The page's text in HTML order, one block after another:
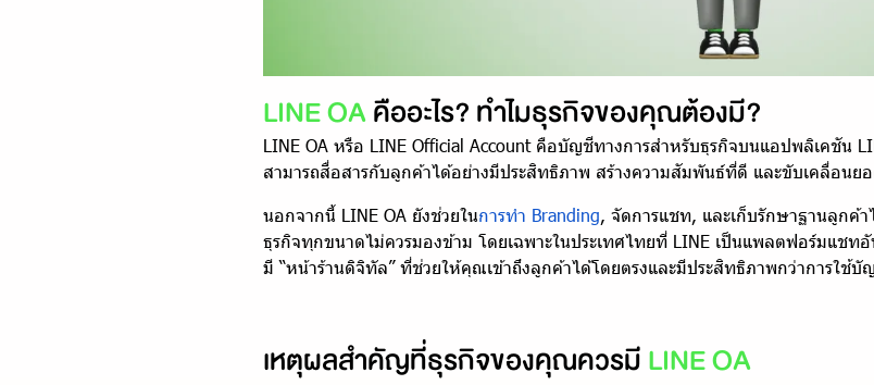
LINE OAคืออะไร? ทำไมธุรกิจของคุณต้องมี?
LINE OA หรือ LINE Official Account คือบัญชีทางการสำหรับธุรกิจบนแอปพลิเคชัน
สามารถสื่อสารกับลูกค้าได้อย่างมีประสิทธิภาพ สร้างความสัมพันธ์ที่ดี และขับเคลื่อนย
นอกจากนี้ LINE OA ยังช่วยในการทำ Branding , จัดการแชท, และเก็บรักษาฐานลูกค้
ธุรกิจทุกขนาดไม่ควรมองข้าม โดยเฉพาะในประเทศไทยที่ LINE เป็นแพลตฟอร์มแชท
มี “หน้าร้านดิจิทัล” ที่ช่วยให้คุณเข้าถึงลูกค้าได้โดยตรงและมีประสิทธิภาพกว่าการใช้บั
เหตุผลสำคัญที่ธุรกิจของคุณควรมีLINE OA